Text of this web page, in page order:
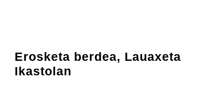
Erosketa berdea, Lauaxeta
Ikastolan